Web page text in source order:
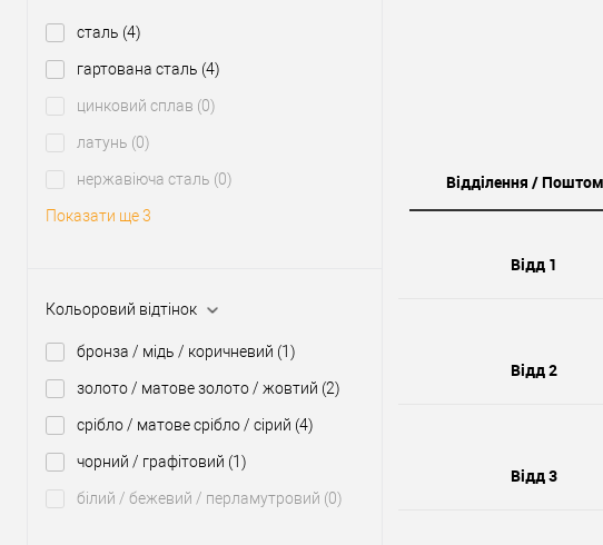
сталь (4)
гартована сталь (4)
цинковий сплав (0)
латунь (0)
нержавіюча сталь (0)
Показати ще 3
Кольоровий відтінок
бронза / мідь / коричневий (1)
золото / матове золото / жовтий (2)
срібло / матове срібло / сірий (4)
чорний / графітовий (1)
білий / бежевий / перламутровий (0)
Відділення /
Відд 1
Відд 2
Відд 3